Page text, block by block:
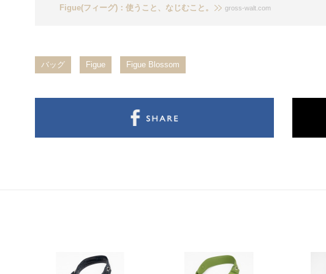
Figue(フィーグ)：使うこと、なじむこと。 gross-walt.com
バッグ Figue Figue Blossom